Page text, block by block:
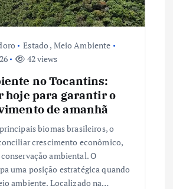
Estado , Meio Ambiente
42 views
no Tocantins:
hoje para garantir o
de amanhã
biomas brasileiros, o
crescimento econômico,
ambiental. O
uma posição estratégica quando
ambiente. Localizado na…